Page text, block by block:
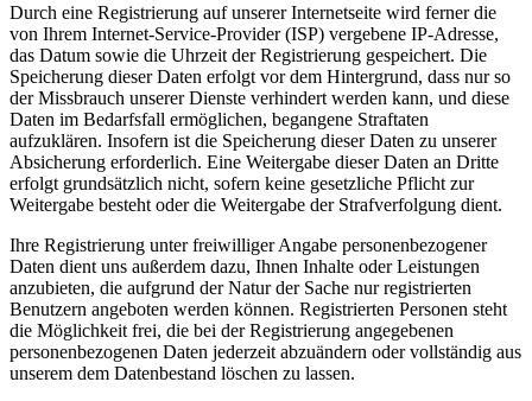
Durch eine Registrierung auf unserer Internetseite wird ferner die
von Ihrem Internet-Service-Provider (ISP) vergebene IP-Adresse,
das Datum sowie die Uhrzeit der Registrierung gespeichert. Die
Speicherung dieser Daten erfolgt vor dem Hintergrund, dass nur so
der Missbrauch unserer Dienste verhindert werden kann, und diese
Daten im Bedarfsfall ermöglichen, begangene Straftaten
aufzuklären. Insofern ist die Speicherung dieser Daten zu unserer
Absicherung erforderlich. Eine Weitergabe dieser Daten an Dritte
erfolgt grundsätzlich nicht, sofern keine gesetzliche Pflicht zur
Weitergabe besteht oder die Weitergabe der Strafverfolgung dient.
Ihre Registrierung unter freiwilliger Angabe personenbezogener
Daten dient uns außerdem dazu, Ihnen Inhalte oder Leistungen
anzubieten, die aufgrund der Natur der Sache nur registrierten
Benutzern angeboten werden können. Registrierten Personen steht
die Möglichkeit frei, die bei der Registrierung angegebenen
personenbezogenen Daten jederzeit abzuändern oder vollständig aus
unserem dem Datenbestand löschen zu lassen.